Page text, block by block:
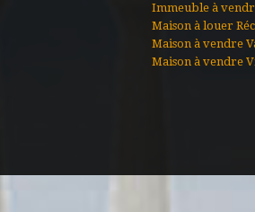
Immeuble à
Maison à louer
Maison à vendre
Maison à vendre